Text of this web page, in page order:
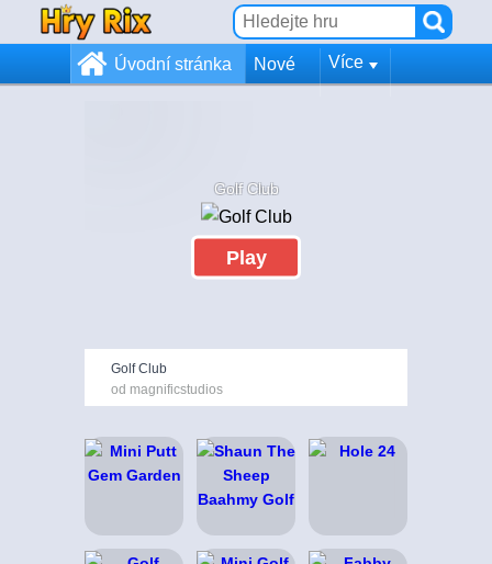
Úvodní stránka Nové Více
Golf Club
Play
Golf Club
od magnificstudios